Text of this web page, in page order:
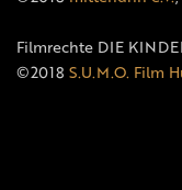
Filmrechte DIE
©2018 S.U.M.O. Film